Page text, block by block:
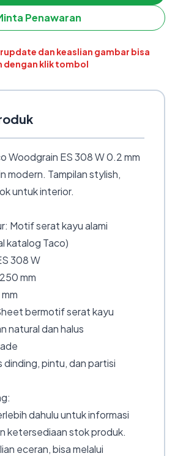
Penawaran
dan keaslian gambar bisa
dengan klik tombol
Woodgrain ES 308 W 0.2 mm
modern. Tampilan stylish,
untuk interior.
Motif serat kayu alami
katalog Taco)
308 W
mm
bermotif serat kayu
natural dan halus
dinding, pintu, dan partisi
dahulu untuk informasi
ketersediaan stok produk.
eceran, bisa melalui